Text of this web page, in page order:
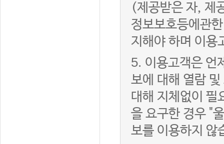
(제공받은 자, 제
정보보호등에관
지해야 하며 이용
5. 이용고객은 언
보에 대해 열람
대해 지체없이 필
을 요구한 경우 "
보를 이용하지 않